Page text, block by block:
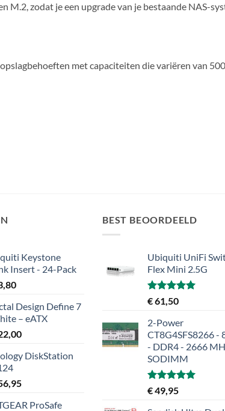
M.2, zodat je een upgrade van je bestaande NAS-
met capaciteiten die variëren van
Keystone
Insert - 24-Pack
Design Define 7
– eATX
DiskStation
ProSafe
BEST BEOORDEELD
Ubiquiti UniFi
Flex Mini 2.5G
Gewaardeerd
uit 5
€61,50
2-Power
CT8G4SFS8266 -
- DDR4 - 2666
SODIMM
Gewaardeerd
uit 5
€49,95